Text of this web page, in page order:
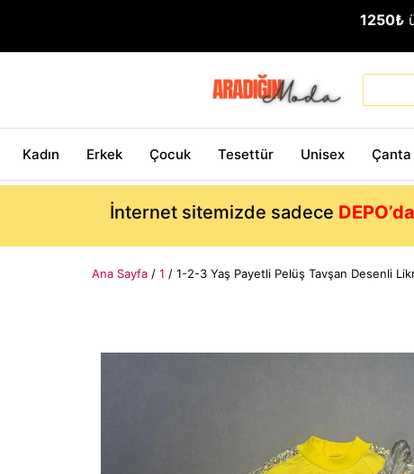
1250₺
Kadın Erkek Çocuk Tesettür Unisex Çanta
İnternet sitemizde sadece
Ana Sayfa / 1 / 1-2-3 Yaş Payetli Pelüş Tavşan Desenli